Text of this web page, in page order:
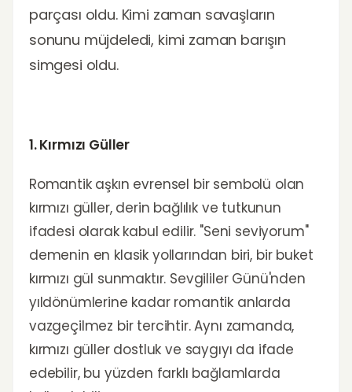
parçası oldu. Kimi zaman savaşların
sonunu müjdeledi, kimi zaman barışın
simgesi oldu.
1. Kırmızı Güller
Romantik aşkın evrensel bir sembolü olan
kırmızı güller, derin bağlılık ve tutkunun
ifadesi olarak kabul edilir. "Seni seviyorum"
demenin en klasik yollarından biri, bir buket
kırmızı gül sunmaktır. Sevgililer Günü'nden
yıldönümlerine kadar romantik anlarda
vazgeçilmez bir tercihtir. Aynı zamanda,
kırmızı güller dostluk ve saygıyı da ifade
edebilir, bu yüzden farklı bağlamlarda